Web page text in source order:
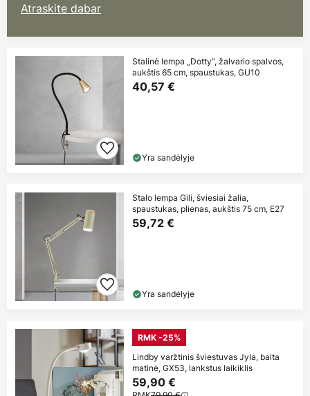
Atraskite dabar
Stalinė lempa „Dotty“, žalvario spalvos,
aukštis 65 cm, spaustukas, GU10
40,57 €
Yra sandėlyje
Stalo lempa Gili, šviesiai žalia,
spaustukas, plienas, aukštis 75 cm, E27
59,72 €
Yra sandėlyje
RMK -25%
Lindby varžtinis šviestuvas Jyla, balta
matinė, GX53, lankstus laikiklis
59,90 €